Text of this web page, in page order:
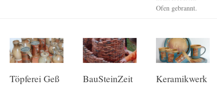
Ofen gebrannt.
Töpferei Geß
BauSteinZeit
Keramikwerk